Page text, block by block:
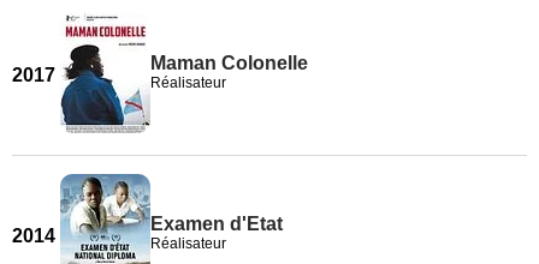
2017
Maman Colonelle
Réalisateur
2014
Examen d'Etat
Réalisateur